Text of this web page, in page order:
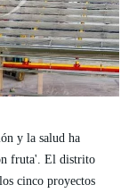
y la salud ha
fruta'. El distrito
cinco proyectos